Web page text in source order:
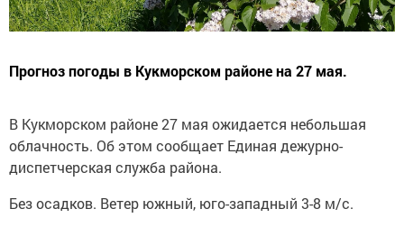
Прогноз погоды в Кукморском районе на 27 мая.
В Кукморском районе 27 мая ожидается небольшая
облачность. Об этом сообщает Единая дежурно-
диспетчерская служба района.
Без осадков. Ветер южный, юго-западный 3-8 м/с.